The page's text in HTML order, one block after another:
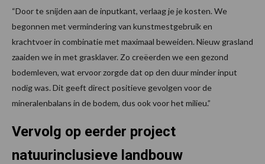
“Door te snijden aan de inputkant, verlaag je je kosten. We
begonnen met vermindering van kunstmestgebruik en
krachtvoer in combinatie met maximaal beweiden. Nieuw grasland
zaaiden we in met grasklaver. Zo creëerden we een gezond
bodemleven, wat ervoor zorgde dat op den duur minder input
nodig was. Dit geeft direct positieve gevolgen voor de
mineralenbalans in de bodem, dus ook voor het milieu.”
Vervolg op eerder project
natuurinclusieve landbouw